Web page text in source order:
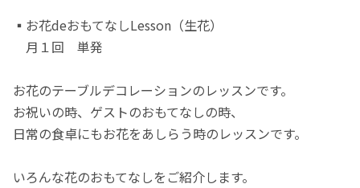
▪️お花deおもてなしLesson（生花）
月１回 単発
お花のテーブルデコレーションのレッスンです。
お祝いの時、ゲストのおもてなしの時、
日常の食卓にもお花をあしらう時のレッスンです。
いろんな花のおもてなしをご紹介します。